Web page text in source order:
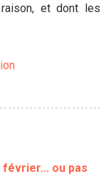
et dont les
février... ou pas